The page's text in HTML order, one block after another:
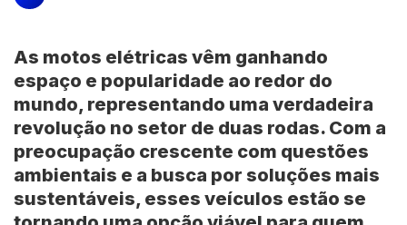
As motos elétricas vêm ganhando
espaço e popularidade ao redor do
mundo, representando uma verdadeira
revolução no setor de duas rodas. Com a
preocupação crescente com questões
ambientais e a busca por soluções mais
sustentáveis, esses veículos estão se